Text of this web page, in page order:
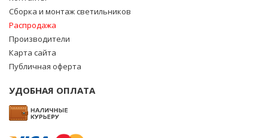
Сборка и монтаж светильников
Распродажа
Производители
Карта сайта
Публичная оферта
УДОБНАЯ ОПЛАТА